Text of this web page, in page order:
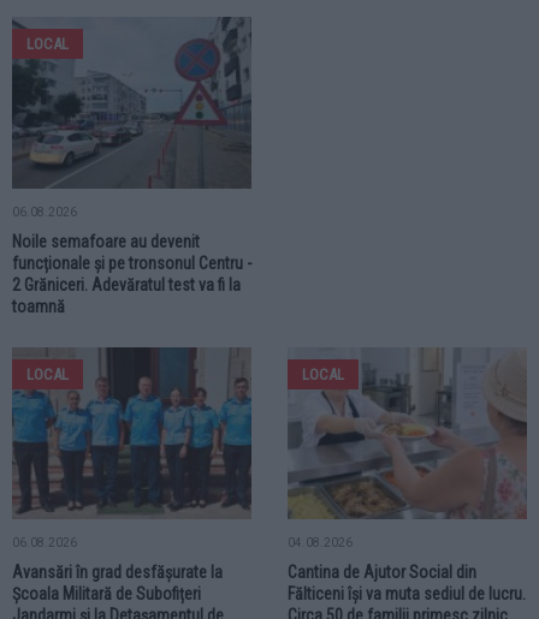
LOCAL
06.08.2026
Noile semafoare au devenit
funcționale și pe tronsonul Centru -
2 Grăniceri. Adevăratul test va fi la
toamnă
LOCAL
06.08.2026
Avansări în grad desfășurate la
Școala Militară de Subofițeri
LOCAL
04.08.2026
Cantina de Ajutor Social din
Fălticeni își va muta sediul de lucru.